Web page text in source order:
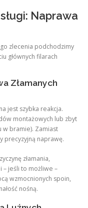
Naprawa
zlecenia podchodzimy
głównych filarach
Złamanych
jest szybka reakcja.
montażowych lub zbyt
w bramie). Zamiast
precyzyjną naprawę.
złamania,
– jeśli to możliwe –
wzmocnionych spoin,
nośną.